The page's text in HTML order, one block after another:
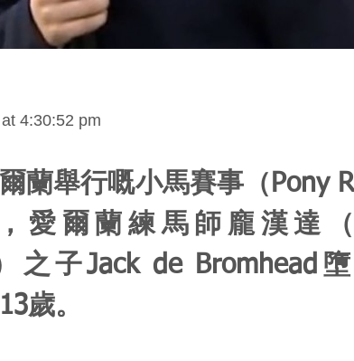
4:30:52 pm
蘭舉行嘅小馬賽事（Pony
愛爾蘭練馬師龐漢達（
之子Jack de Bromhead
歲。